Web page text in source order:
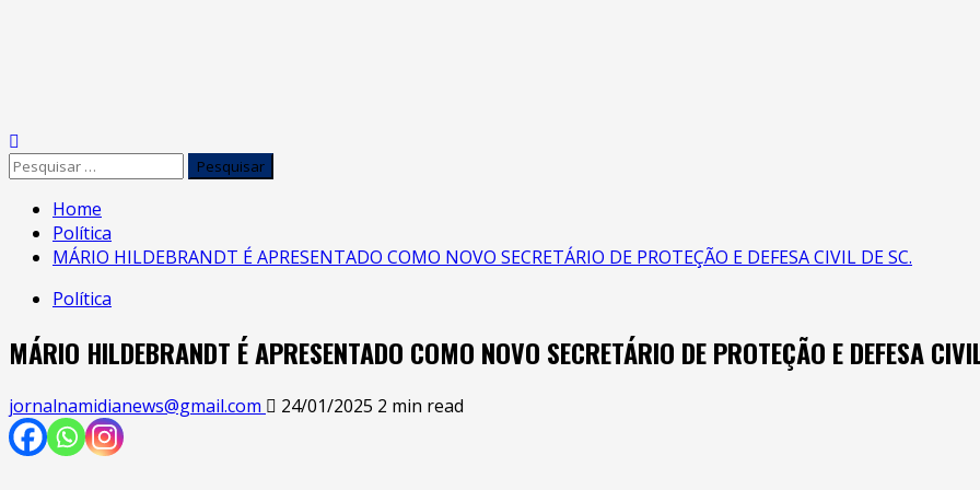
Home
Política
MÁRIO HILDEBRANDT É APRESENTADO COMO NOVO SECRETÁRIO DE PROTEÇÃO E DEFESA CIVIL DE SC.
Política
MÁRIO HILDEBRANDT É APRESENTADO COMO NOVO SECRETÁRIO DE PROTEÇÃO E DEFESA
jornalnamidianews@gmail.com 24/01/2025 2 min read